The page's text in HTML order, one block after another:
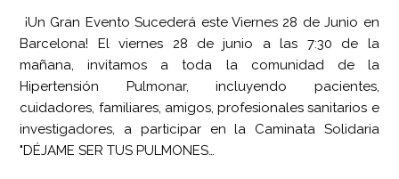
¡Un Gran Evento Sucederá este Viernes 28 de Junio en
Barcelona! El viernes 28 de junio a las 7:30 de la
mañana, invitamos a toda la comunidad de la
Hipertensión Pulmonar, incluyendo pacientes,
cuidadores, familiares, amigos, profesionales sanitarios e
investigadores, a participar en la Caminata Solidaria
"DÉJAME SER TUS PULMONES…